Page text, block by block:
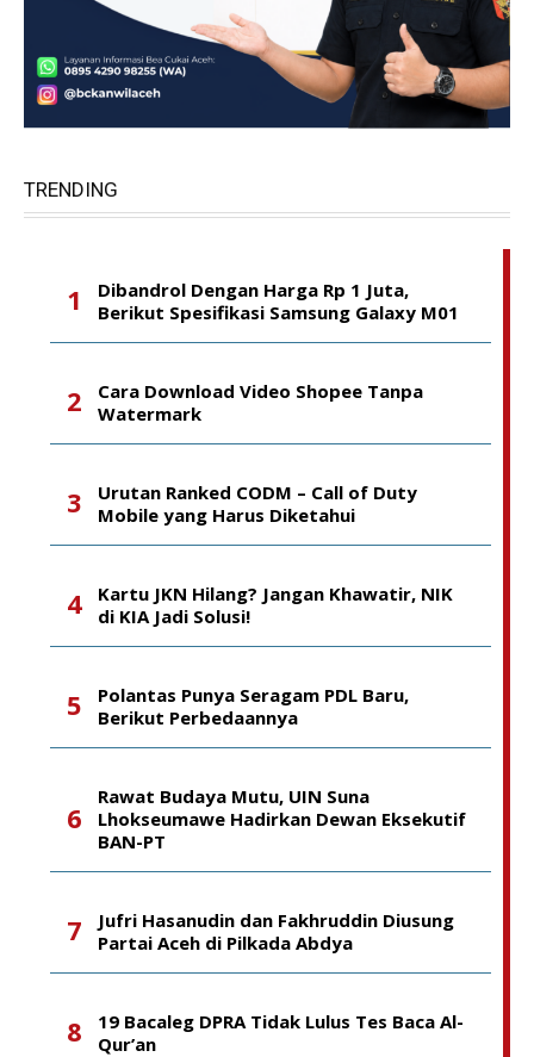
TRENDING
Dibandrol Dengan Harga Rp 1 Juta,
Berikut Spesifikasi Samsung Galaxy M01
Cara Download Video Shopee Tanpa
Watermark
Urutan Ranked CODM – Call of Duty
Mobile yang Harus Diketahui
Kartu JKN Hilang? Jangan Khawatir, NIK
di KIA Jadi Solusi!
Polantas Punya Seragam PDL Baru,
Berikut Perbedaannya
Rawat Budaya Mutu, UIN Suna
Lhokseumawe Hadirkan Dewan Eksekutif
BAN-PT
Jufri Hasanudin dan Fakhruddin Diusung
Partai Aceh di Pilkada Abdya
19 Bacaleg DPRA Tidak Lulus Tes Baca Al-
Qur’an